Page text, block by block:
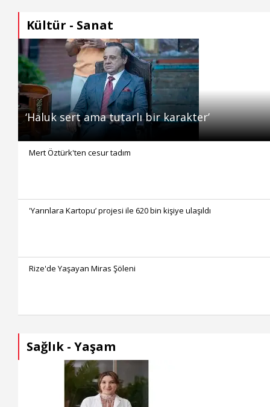
Kültür - Sanat
‘Haluk sert ama tutarlı bir karakter’
Mert Öztürk'ten cesur tadım
'Yarınlara Kartopu’ projesi ile 620 bin kişiye ulaşıldı
Rize'de Yaşayan Miras Şöleni
Sağlık - Yaşam